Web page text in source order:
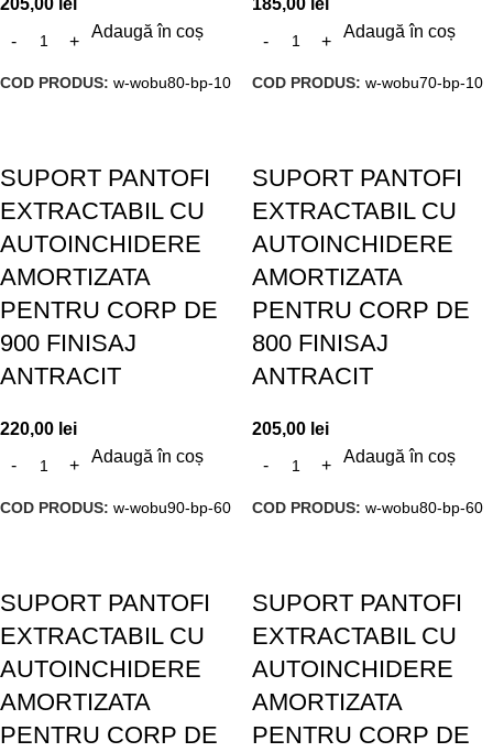
205,00 lei
Adaugă în coș
COD PRODUS: w-wobu80-bp-10
185,00 lei
Adaugă în coș
COD PRODUS: w-wobu70-bp-10
SUPORT PANTOFI
EXTRACTABIL CU
AUTOINCHIDERE
AMORTIZATA
PENTRU CORP DE
900 FINISAJ
ANTRACIT
220,00 lei
Adaugă în coș
COD PRODUS: w-wobu90-bp-60
SUPORT PANTOFI
EXTRACTABIL CU
AUTOINCHIDERE
AMORTIZATA
PENTRU CORP DE
800 FINISAJ
ANTRACIT
205,00 lei
Adaugă în coș
COD PRODUS: w-wobu80-bp-60
SUPORT PANTOFI
EXTRACTABIL CU
AUTOINCHIDERE
AMORTIZATA
PENTRU CORP DE
SUPORT PANTOFI
EXTRACTABIL CU
AUTOINCHIDERE
AMORTIZATA
PENTRU CORP DE